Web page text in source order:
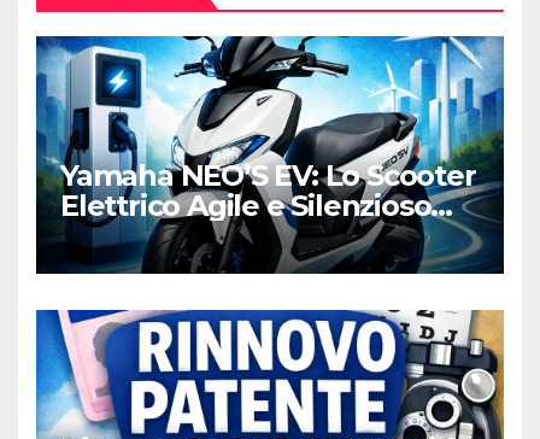
Yamaha NEO’S EV: Lo Scooter
Elettrico Agile e Silenzioso
per la Città